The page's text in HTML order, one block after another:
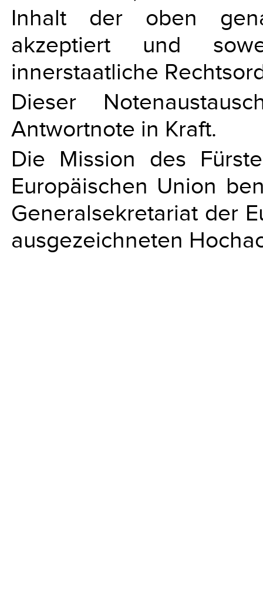
Inhalt der oben
akzeptiert und
innerstaatliche
Dieser
Antwortnote in Kraft.
Die Mission des
Europäischen Union
Generalsekretariat der
ausgezeichneten